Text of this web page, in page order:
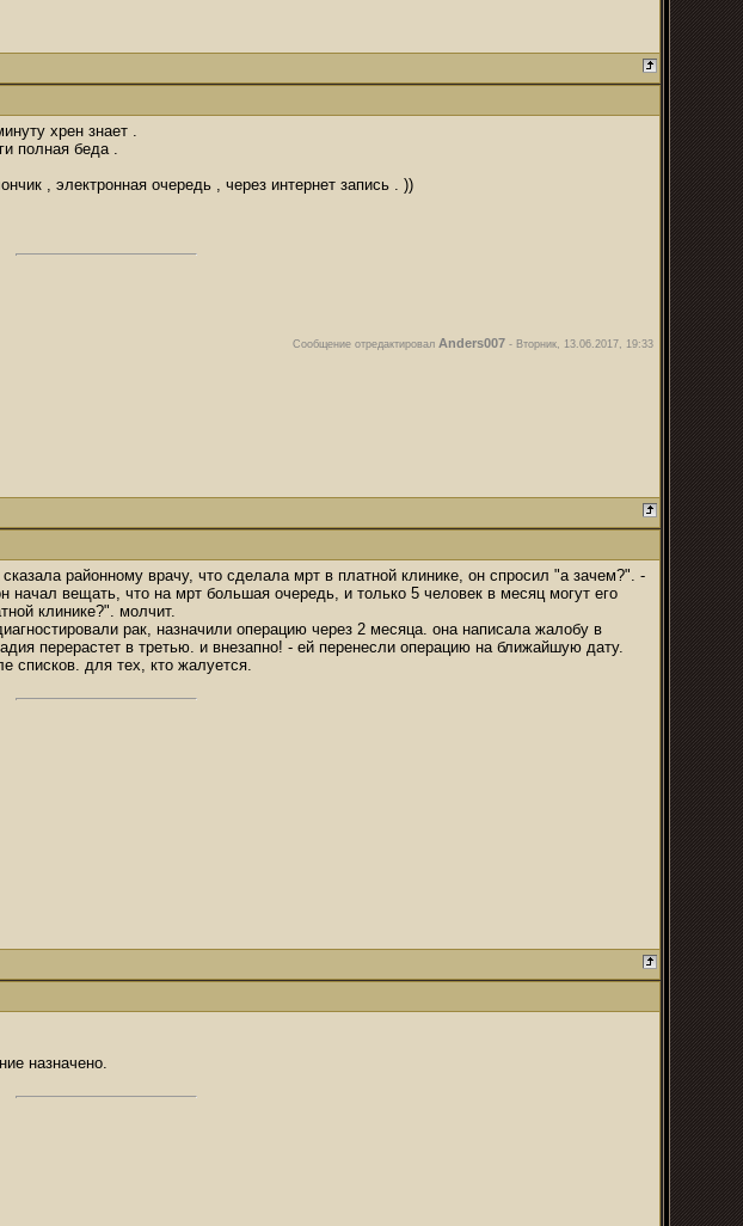
хрен знает .
полная беда .
, электронная очередь , через интернет запись . ))
Сообщение отредактировал Anders007 - Вторник, 13.06.2017, 19:33
районному врачу, что сделала мрт в платной клинике, он спросил "а зачем?". -
начал вещать, что на мрт большая очередь, и только 5 человек в месяц могут его
клинике?". молчит.
рак, назначили операцию через 2 месяца. она написала жалобу в
перерастет в третью. и внезапно! - ей перенесли операцию на ближайшую дату.
списков. для тех, кто жалуется.
назначено.